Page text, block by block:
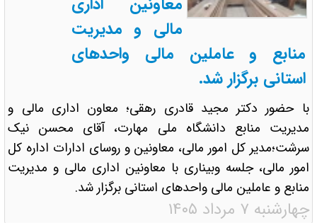
مالی و مدیریت
منابع و عاملین مالی واحدهای
استانی برگزار شد.
با حضور دکتر مجید قادری رهقی؛ معاون اداری مالی و
مدیریت منابع دانشگاه ملی مهارت، آقای محسن نیک
سرشت؛مدیر کل امور مالی، معاونین و روسای ادارات اداره کل
امور مالی، جلسه وبیناری با معاونین اداری مالی و مدیریت
منابع و عاملین مالی واحدهای استانی برگزار شد.
چهارشنبه ۷ مرداد ۱۴۰۵